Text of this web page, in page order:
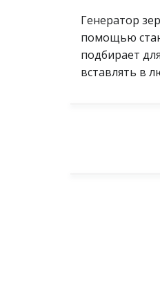
Генератор
помощью
подбирает
вставлять в